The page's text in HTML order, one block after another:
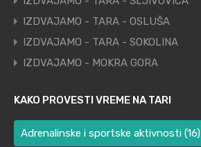
IZDVAJAMO - TARA - OSLUŠA
IZDVAJAMO - TARA - SOKOLINA
IZDVAJAMO - MOKRA GORA
KAKO PROVESTI VREME NA TARI
Adrenalinske i sportske aktivnosti (16)